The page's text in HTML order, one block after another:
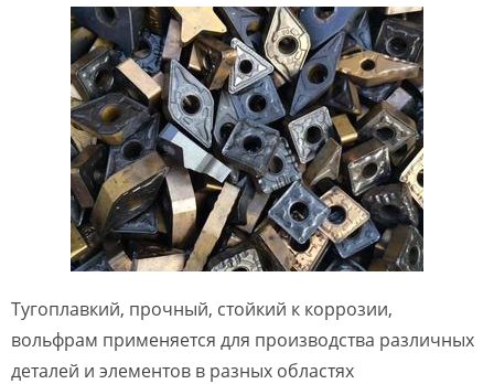
Тугоплавкий, прочный, стойкий к коррозии,
вольфрам применяется для производства различных
деталей и элементов в разных областях